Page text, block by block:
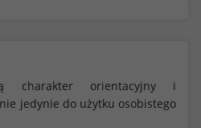
charakter orientacyjny i
jedynie do użytku osobistego